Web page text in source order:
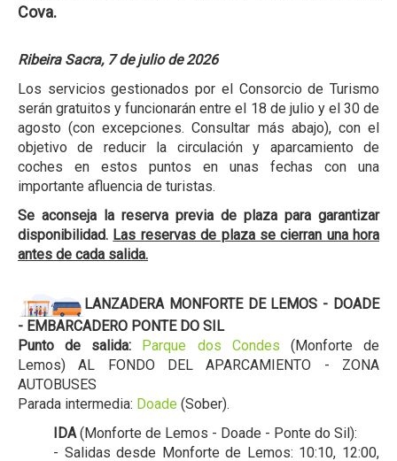
Cova.
Ribeira Sacra, 7 de julio de 2026
Los servicios gestionados por el Consorcio de Turismo
serán gratuitos y funcionarán entre el 18 de julio y el 30 de
agosto (con excepciones. Consultar más abajo), con el
objetivo de reducir la circulación y aparcamiento de
coches en estos puntos en unas fechas con una
importante afluencia de turistas.
Se aconseja la reserva previa de plaza para garantizar
disponibilidad. Las reservas de plaza se cierran una hora
antes de cada salida.
LANZADERA MONFORTE DE LEMOS - DOADE
- EMBARCADERO PONTE DO SIL
Punto de salida: Parque dos Condes (Monforte de
Lemos) AL FONDO DEL APARCAMIENTO - ZONA
AUTOBUSES
Parada intermedia: Doade (Sober).
IDA (Monforte de Lemos - Doade - Ponte do Sil):
- Salidas desde Monforte de Lemos: 10:10, 12:00,